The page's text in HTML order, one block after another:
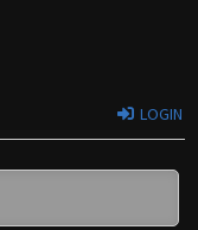
LOGIN